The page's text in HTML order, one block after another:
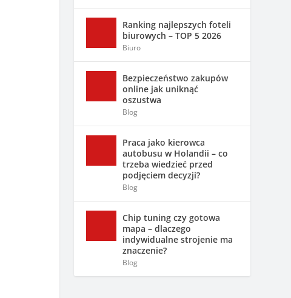
Ranking najlepszych foteli
biurowych – TOP 5 2026
Biuro
Bezpieczeństwo zakupów
online jak uniknąć
oszustwa
Blog
Praca jako kierowca
autobusu w Holandii – co
trzeba wiedzieć przed
podjęciem decyzji?
Blog
Chip tuning czy gotowa
mapa – dlaczego
indywidualne strojenie ma
znaczenie?
Blog